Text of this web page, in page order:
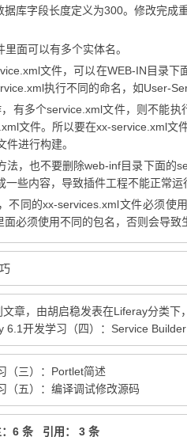
库字段长度定义为300。修改完成
面可以有多个实体名。
文件，可以在WEB-IN目录
执行不同的命名，如User-
有多个service.xml文件，则不能
文件。所以要在xx-service.xml文
进行构建。
法，也不要删除web-inf目录下面的
些内容，导致插件工程不能正常运
不同的xx-services.xml文件必须使
必须使用不同的包名，否则会导致
章，由胡启稳发表在Liferay分类下
6.1开发学习（四）：Service
（三）：Portlet简述
（五）：编译调试修改源码
6 条 引用： 3 条